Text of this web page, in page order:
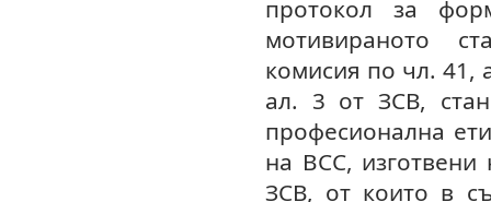
протокол за
мотивираното
комисия по чл. 41,
ал. 3 от ЗСВ,
професионална
на ВСС,
ЗСВ, от които в